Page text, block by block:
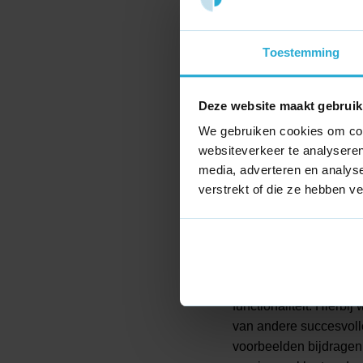
Toestemming
Deze website maakt
We gebruiken cookies om
websiteverkeer te
media, adverteren en
verstrekt of die ze hebben
gebruiken, kon
zoals het gebruik
Op basis van de input
voor toekomstige
backlog werd gevuld
Focus op
Gedurende de
functionaliteit. Hierbij
van andere
voorbeelden